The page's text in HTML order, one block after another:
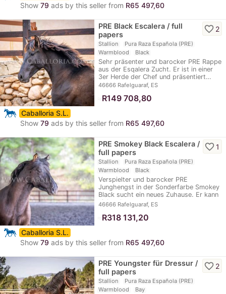
Show 79 ads by this seller from R65 497,60
PRE Black Escalera / full
papers
Stallion
Pura Raza Española (PRE)
Warmblood
Black
Sehr präsenter und barocker PRE Rappe
aus der Esqalera Zucht. Er ist in einer
3er Herde der Chef und präsentiert…
46666 Rafelguaraf, ES
favorite_border 2
R149 708,80
Caballoria S.L.
Show 79 ads by this seller from R65 497,60
PRE Smokey Black Escalera /
full papers
Stallion
Pura Raza Española (PRE)
Warmblood
Black
Verspielter und barocker PRE
Junghengst in der Sonderfarbe Smokey
Black sucht ein neues Zuhause. Er kann
sich sehr…
46666 Rafelguaraf, ES
favorite_border1
R318 131,20
Caballoria S.L.
Show 79 ads by this seller from R65 497,60
PRE Youngster für Dressur /
full papers
Stallion
Pura Raza Española (PRE)
Warmblood
Bay
favorite_border 2